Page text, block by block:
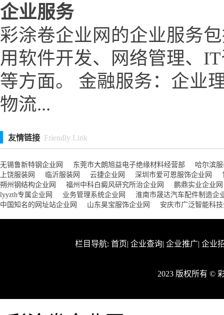
企业服务
彩涂卷企业网的企业服务
用软件开发、网络管理、
等方面。 金融服务：企业
物流...
友情链接 Friendly Link
无锡鲁新特钢企业网 东莞市大朗旭益电子绝缘材料经营部
哈尔滨
上饶服装网
临沂服装网 云捷企业网 深圳市爱可恩服饰企业网
朔州钢结构企业网
福州中科白癜风研究所治企业网
鹏鼎实业企业网
lyyzth专属企业网
业务管理系统企业网
淮南市晟达汽车配件制造企
中国知名的网址站企业网
山东昊宝服饰企业网 安庆市广泛智能科
栏目导航: 首页| 企业查询| 企业推广| 企业
2023 版权所有 ©